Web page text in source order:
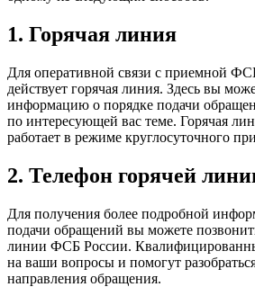
1. Горячая линия
Для оперативной связи с приемной
действует горячая линия. Здесь вы
информацию о порядке подачи
по интересующей вас теме. Горячая
работает в режиме круглосуточного
2. Телефон горячей
Для получения более подробной
подачи обращений вы можете
линии ФСБ России.
на ваши вопросы и помогут
направления обращения.